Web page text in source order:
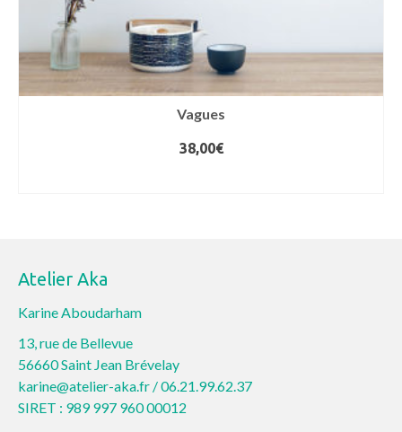
Vagues
38,00€
Atelier Aka
Karine Aboudarham
13, rue de Bellevue
56660 Saint Jean Brévelay
karine@atelier-aka.fr /06.21.99.62.37
SIRET : 989 997 960 00012